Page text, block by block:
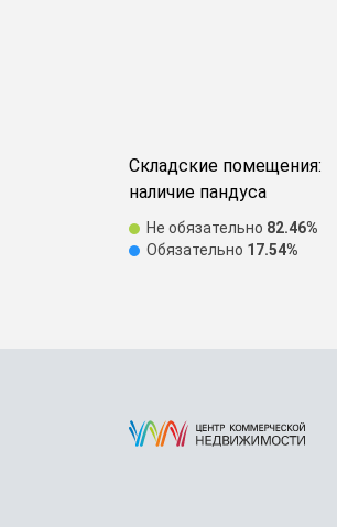
Складские помещения:
наличие пандуса
Не обязательно 82.46%
Обязательно 17.54%